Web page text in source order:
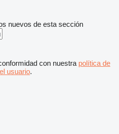
nuevos de esta sección
con nuestra política de
usuario.